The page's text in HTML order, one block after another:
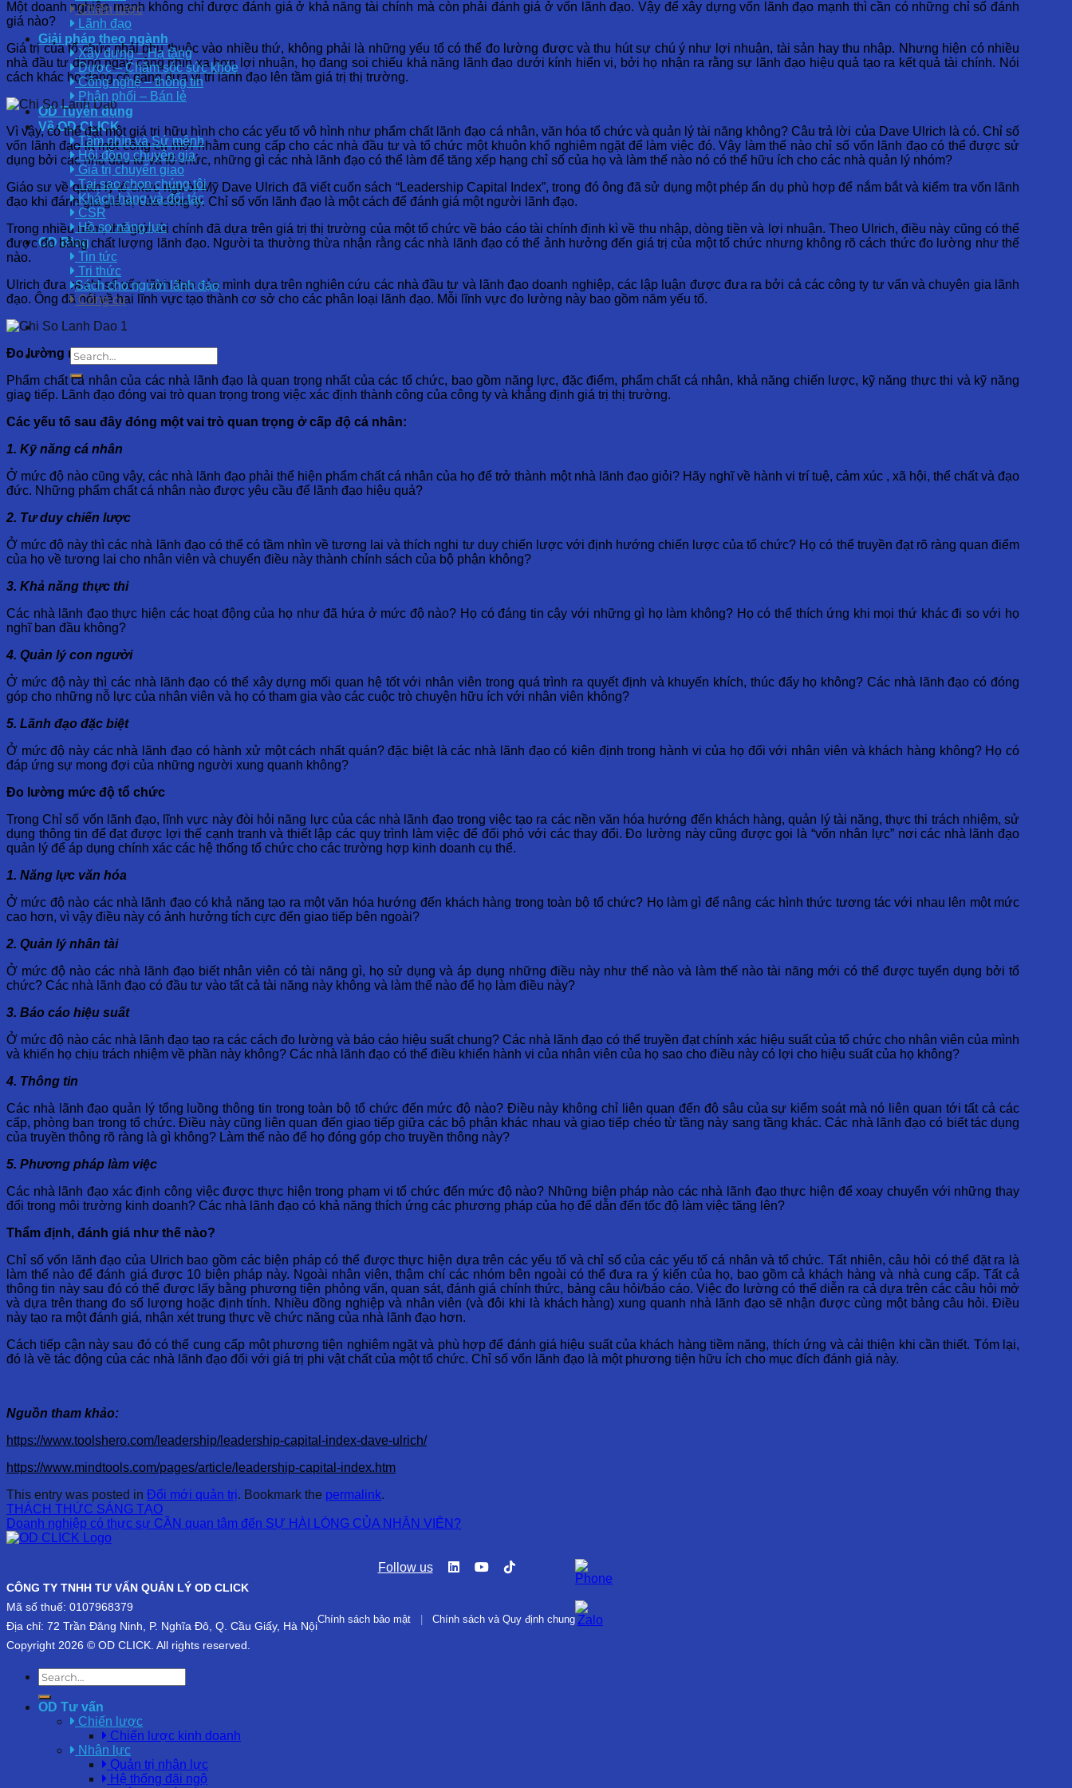
Chiến lược
Lãnh đạo
Giải pháp theo ngành
Xây dựng – Hạ tầng
Dược – Chăm sóc sức khỏe
Công nghệ – thông tin
Phân phối – Bán lẻ
OD Tuyển dụng
Về OD CLICK
Tầm nhìn và Sứ mệnh
Hội đồng chuyên gia
Giá trị chuyển giao
Tại sao chọn chúng tôi
Khách hàng và đối tác
CSR
Hồ sơ năng lực
OD Blog
Tin tức
Tri thức
Sách cho người lãnh đạo
Công cụ
Một doanh nghiệp mạnh không chỉ được đánh giá ở khả năng tài chính mà còn phải đánh giá ở vốn lãnh đạo. Vậy để xây dựng vốn lãnh đạo mạnh thì cần có những chỉ số đánh
giá nào?
Giá trị của tổ chức phải phụ thuộc vào nhiều thứ, không phải là những yếu tố có thể đo lường được và thu hút sự chú ý như lợi nhuận, tài sản hay thu nhập. Nhưng hiện có nhiều
nhà đầu tư đang ngày càng nhìn xa hơn lợi nhuận, họ đang soi chiếu khả năng lãnh đạo dưới kính hiển vi, bởi họ nhận ra rằng sự lãnh đạo hiệu quả tạo ra kết quả tài chính. Nói
cách khác họ đang cố gắng đưa vị trí lãnh đạo lên tầm giá trị thị trường.
Vì vậy, có thể đặt một giá trị hữu hình cho các yếu tố vô hình như phẩm chất lãnh đạo cá nhân, văn hóa tổ chức và quản lý tài năng không? Câu trả lời của Dave Ulrich là có. Chỉ số
vốn lãnh đạo là một công cụ mới nhằm cung cấp cho các nhà đầu tư và tổ chức một khuôn khổ nghiêm ngặt để làm việc đó. Vậy làm thế nào chỉ số vốn lãnh đạo có thể được sử
dụng bởi các nhà đầu tư và tổ chức, những gì các nhà lãnh đạo có thể làm để tăng xếp hạng chỉ số của họ và làm thế nào nó có thể hữu ích cho các nhà quản lý nhóm?
Giáo sư về quản lý tổ chức người Mỹ Dave Ulrich đã viết cuốn sách “Leadership Capital Index”, trong đó ông đã sử dụng một phép ẩn dụ phù hợp để nắm bắt và kiểm tra vốn lãnh
đạo khi đánh giá giá trị của công ty. Chỉ số vốn lãnh đạo là một cách để đánh giá một người lãnh đạo.
Trong nhiều năm, thế giới tài chính đã dựa trên giá trị thị trường của một tổ chức về báo cáo tài chính định kì về thu nhập, dòng tiền và lợi nhuận. Theo Ulrich, điều này cũng có thể
được đo bằng chất lượng lãnh đạo. Người ta thường thừa nhận rằng các nhà lãnh đạo có thể ảnh hưởng đến giá trị của một tổ chức nhưng không rõ cách thức đo lường như thế
nào.
Ulrich đưa ra chỉ số vốn lãnh đạo của mình dựa trên nghiên cứu các nhà đầu tư và lãnh đạo doanh nghiệp, các lập luận được đưa ra bởi cả các công ty tư vấn và chuyên gia lãnh
đạo. Ông đã nói về hai lĩnh vực tạo thành cơ sở cho các phân loại lãnh đạo. Mỗi lĩnh vực đo lường này bao gồm năm yếu tố.
Đo lường mức độ cá nhân
Phẩm chất cá nhân của các nhà lãnh đạo là quan trọng nhất của các tổ chức, bao gồm năng lực, đặc điểm, phẩm chất cá nhân, khả năng chiến lược, kỹ năng thực thi và kỹ năng
giao tiếp. Lãnh đạo đóng vai trò quan trọng trong việc xác định thành công của công ty và khẳng định giá trị thị trường.
Các yếu tố sau đây đóng một vai trò quan trọng ở cấp độ cá nhân:
1. Kỹ năng cá nhân
Ở mức độ nào cũng vậy, các nhà lãnh đạo phải thể hiện phẩm chất cá nhân của họ để trở thành một nhà lãnh đạo giỏi? Hãy nghĩ về hành vi trí tuệ, cảm xúc , xã hội, thể chất và đạo
đức. Những phẩm chất cá nhân nào được yêu cầu để lãnh đạo hiệu quả?
2. Tư duy chiến lược
Ở mức độ này thì các nhà lãnh đạo có thể có tầm nhìn về tương lai và thích nghi tư duy chiến lược với định hướng chiến lược của tổ chức? Họ có thể truyền đạt rõ ràng quan điểm
của họ về tương lai cho nhân viên và chuyển điều này thành chính sách của bộ phận không?
3. Khả năng thực thi
Các nhà lãnh đạo thực hiện các hoạt động của họ như đã hứa ở mức độ nào? Họ có đáng tin cậy với những gì họ làm không? Họ có thể thích ứng khi mọi thứ khác đi so với họ
nghĩ ban đầu không?
4. Quản lý con người
Ở mức độ này thì các nhà lãnh đạo có thể xây dựng mối quan hệ tốt với nhân viên trong quá trình ra quyết định và khuyến khích, thúc đẩy họ không? Các nhà lãnh đạo có đóng
góp cho những nỗ lực của nhân viên và họ có tham gia vào các cuộc trò chuyện hữu ích với nhân viên không?
5. Lãnh đạo đặc biệt
Ở mức độ này các nhà lãnh đạo có hành xử một cách nhất quán? đặc biệt là các nhà lãnh đạo có kiên định trong hành vi của họ đối với nhân viên và khách hàng không? Họ có
đáp ứng sự mong đợi của những người xung quanh không?
Đo lường mức độ tổ chức
Trong Chỉ số vốn lãnh đạo, lĩnh vực này đòi hỏi năng lực của các nhà lãnh đạo trong việc tạo ra các nền văn hóa hướng đến khách hàng, quản lý tài năng, thực thi trách nhiệm, sử
dụng thông tin để đạt được lợi thế cạnh tranh và thiết lập các quy trình làm việc để đối phó với các thay đổi. Đo lường này cũng được gọi là “vốn nhân lực” nơi các nhà lãnh đạo
quản lý để áp dụng chính xác các hệ thống tổ chức cho các trường hợp kinh doanh cụ thể.
1. Năng lực văn hóa
Ở mức độ nào các nhà lãnh đạo có khả năng tạo ra một văn hóa hướng đến khách hàng trong toàn bộ tổ chức? Họ làm gì để nâng các hình thức tương tác với nhau lên một mức
cao hơn, vì vậy điều này có ảnh hưởng tích cực đến giao tiếp bên ngoài?
2. Quản lý nhân tài
Ở mức độ nào các nhà lãnh đạo biết nhân viên có tài năng gì, họ sử dụng và áp dụng những điều này như thế nào và làm thế nào tài năng mới có thể được tuyển dụng bởi tổ
chức? Các nhà lãnh đạo có đầu tư vào tất cả tài năng này không và làm thế nào để họ làm điều này?
3. Báo cáo hiệu suất
Ở mức độ nào các nhà lãnh đạo tạo ra các cách đo lường và báo cáo hiệu suất chung? Các nhà lãnh đạo có thể truyền đạt chính xác hiệu suất của tổ chức cho nhân viên của mình
và khiến họ chịu trách nhiệm về phần này không? Các nhà lãnh đạo có thể điều khiển hành vi của nhân viên của họ sao cho điều này có lợi cho hiệu suất của họ không?
4. Thông tin
Các nhà lãnh đạo quản lý tổng luồng thông tin trong toàn bộ tổ chức đến mức độ nào? Điều này không chỉ liên quan đến độ sâu của sự kiểm soát mà nó liên quan tới tất cả các
cấp, phòng ban trong tổ chức. Điều này cũng liên quan đến giao tiếp giữa các bộ phận khác nhau và giao tiếp chéo từ tầng này sang tầng khác. Các nhà lãnh đạo có biết tác dụng
của truyền thông rõ ràng là gì không? Làm thế nào để họ đóng góp cho truyền thông này?
5. Phương pháp làm việc
Các nhà lãnh đạo xác định công việc được thực hiện trong phạm vi tổ chức đến mức độ nào? Những biện pháp nào các nhà lãnh đạo thực hiện để xoay chuyển với những thay
đổi trong môi trường kinh doanh? Các nhà lãnh đạo có khả năng thích ứng các phương pháp của họ để dẫn đến tốc độ làm việc tăng lên?
Thẩm định, đánh giá như thế nào?
Chỉ số vốn lãnh đạo của Ulrich bao gồm các biện pháp có thể được thực hiện dựa trên các yếu tố và chỉ số của các yếu tố cá nhân và tổ chức. Tất nhiên, câu hỏi có thể đặt ra là
làm thế nào để đánh giá được 10 biện pháp này. Ngoài nhân viên, thậm chí các nhóm bên ngoài có thể đưa ra ý kiến ​​của họ, bao gồm cả khách hàng và nhà cung cấp. Tất cả
thông tin này sau đó có thể được lấy bằng phương tiện phỏng vấn, quan sát, đánh giá chính thức, bảng câu hỏi/báo cáo. Việc đo lường có thể diễn ra cả dựa trên các câu hỏi mở
và dựa trên thang đo số lượng hoặc định tính. Nhiều đồng nghiệp và nhân viên (và đôi khi là khách hàng) xung quanh nhà lãnh đạo sẽ nhận được cùng một bảng câu hỏi. Điều
này tạo ra một đánh giá, nhận xét trung thực về chức năng của nhà lãnh đạo hơn.
Cách tiếp cận này sau đó có thể cung cấp một phương tiện nghiêm ngặt và phù hợp để đánh giá hiệu suất của khách hàng tiềm năng, thích ứng và cải thiện khi cần thiết. Tóm lại,
đó là về tác động của các nhà lãnh đạo đối với giá trị phi vật chất của một tổ chức. Chỉ số vốn lãnh đạo là một phương tiện hữu ích cho mục đích đánh giá này.
Nguồn tham khảo:
https://www.toolshero.com/leadership/leadership-capital-index-dave-ulrich/
https://www.mindtools.com/pages/article/leadership-capital-index.htm
This entry was posted in Đổi mới quản trị. Bookmark the permalink.
THÁCH THỨC SÁNG TẠO
Doanh nghiệp có thực sự CẦN quan tâm đến SỰ HÀI LÒNG CỦA NHÂN VIÊN?
CÔNG TY TNHH TƯ VẤN QUẢN LÝ OD CLICK
Mã số thuế: 0107968379
Địa chỉ: 72 Trần Đăng Ninh, P. Nghĩa Đô, Q. Cầu Giấy, Hà Nội
Copyright 2026 © OD CLICK. All rights reserved.
Follow us
Chính sách bảo mật Chính sách và Quy định chung
OD Tư vấn
Chiến lược
Chiến lược kinh doanh
Nhân lực
Quản trị nhân lực
Hệ thống đãi ngộ